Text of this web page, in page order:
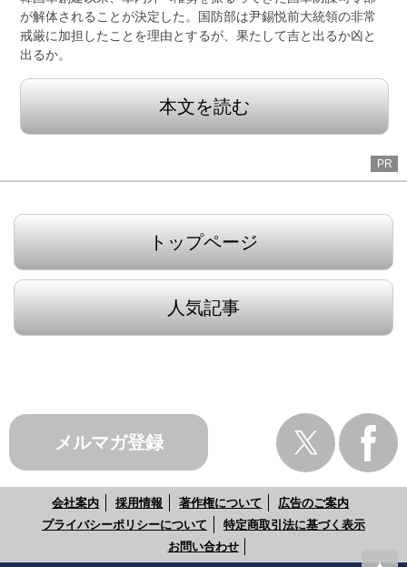
が解体されることが決定した。国防部は尹錫悦前大統領の非常
戒厳に加担したことを理由とするが、果たして吉と出るか凶と
出るか。
本文を読む
PR
トップページ
人気記事
メルマガ登録
会社案内 採用情報 著作権について
広告のご案内
プライバシーポリシーについて
特定商取引法に基づく表示
お問い合わせ